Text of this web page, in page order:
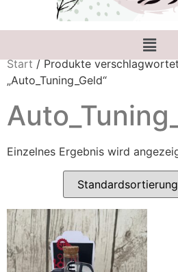
Start/ Produkte
„Auto_Tuning_Geld“
Einzelnes Ergebnis wird